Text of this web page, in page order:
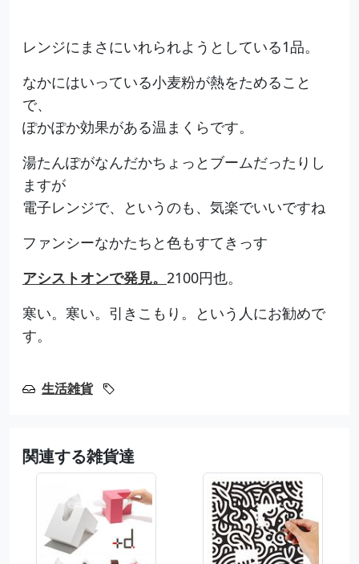
レンジにまさにいれられようとしている1品。
なかにはいっている小麦粉が熱をためること
で、
ぽかぽか効果がある温まくらです。
湯たんぽがなんだかちょっとブームだったりし
ますが
電子レンジで、というのも、気楽でいいですね
ファンシーなかたちと色もすてきっす
アシストオンで発見。 2100円也。
寒い。寒い。引きこもり。という人にお勧めで
す。
生活雑貨
関連する雑貨達